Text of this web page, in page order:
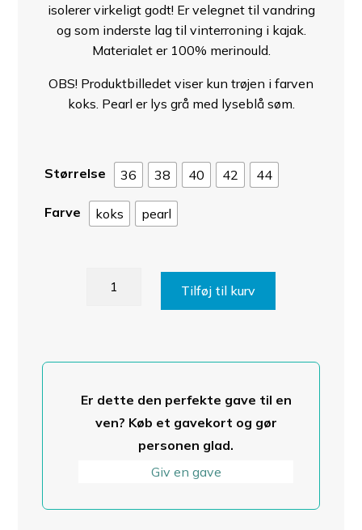
isolerer virkeligt godt! Er velegnet til vandring
og som inderste lag til vinterroning i kajak.
Materialet er 100% merinould.
OBS! Produktbilledet viser kun trøjen i farven
koks. Pearl er lys grå med lyseblå søm.
Størrelse 36 38 40 42 44
Farve koks pearl
Tilføj til kurv
Er dette den perfekte gave til en
ven? Køb et gavekort og gør
personen glad.
Giv en gave